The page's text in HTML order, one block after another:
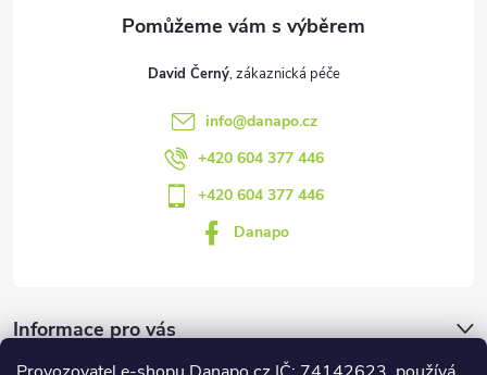
David Černý
info@danapo.cz
+420 604 377 446
+420 604 377 446
Danapo
Informace pro vás